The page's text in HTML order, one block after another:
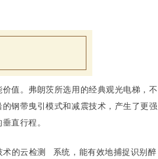
值。弗朗茨所选用的经典观光电梯，不
钢带曳引模式和减震技术，产生了更强
直行程。
术的云检测
系统，能有效地捕捉识别醉